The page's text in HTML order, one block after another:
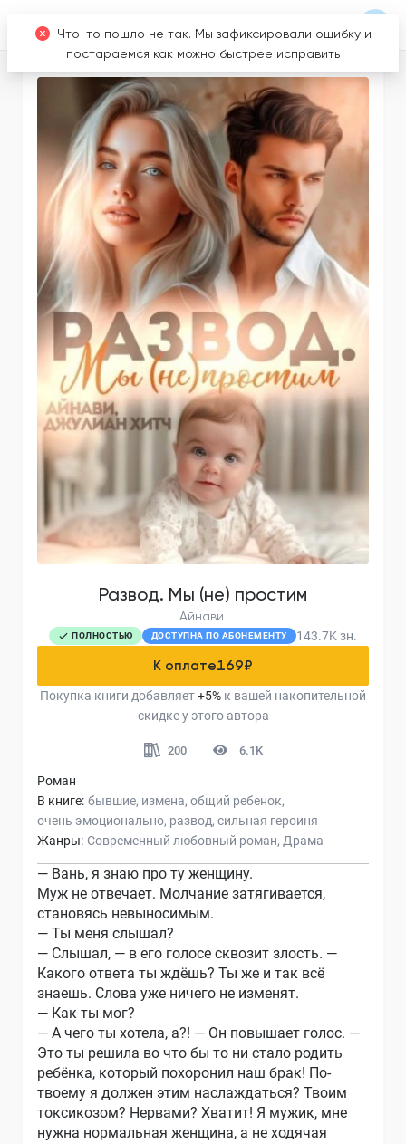
Развод. Мы (не) простим
Айнави
ПОЛНОСТЬЮ ДОСТУПНА ПО АБОНЕМЕНТУ 143.7K зн.
К оплате169₽
Покупка книги добавляет+5% к вашей накопительной
скидке у этого автора
200 6.1K
Роман
В книге: бывшие измена общий ребенок
очень эмоционально развод сильная героиня
Жанры: Современный любовный роман Драма
— Вань, я знаю про ту женщину.
Муж не отвечает. Молчание затягивается,
становясь невыносимым.
— Ты меня слышал?
— Слышал, — в его голосе сквозит злость. —
Какого ответа ты ждёшь? Ты же и так всё
знаешь. Слова уже ничего не изменят.
— Как ты мог?
— А чего ты хотела, а?! — Он повышает голос. —
Это ты решила во что бы то ни стало родить
ребёнка, который похоронил наш брак! По-
твоему я должен этим наслаждаться? Твоим
токсикозом? Нервами? Хватит! Я мужик, мне
нужна нормальная женщина, а не ходячая
Что-то пошло не так. Мы зафиксировали ошибку и
постараемся как можно быстрее исправить